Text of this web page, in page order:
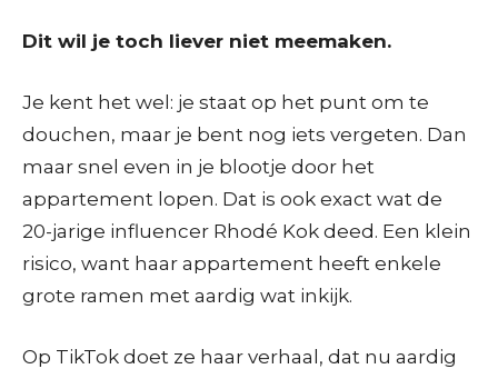
Dit wil je toch liever niet meemaken.
Je kent het wel: je staat op het punt om te
douchen, maar je bent nog iets vergeten. Dan
maar snel even in je blootje door het
appartement lopen. Dat is ook exact wat de
20-jarige influencer Rhodé Kok deed. Een klein
risico, want haar appartement heeft enkele
grote ramen met aardig wat inkijk.
Op TikTok doet ze haar verhaal, dat nu aardig